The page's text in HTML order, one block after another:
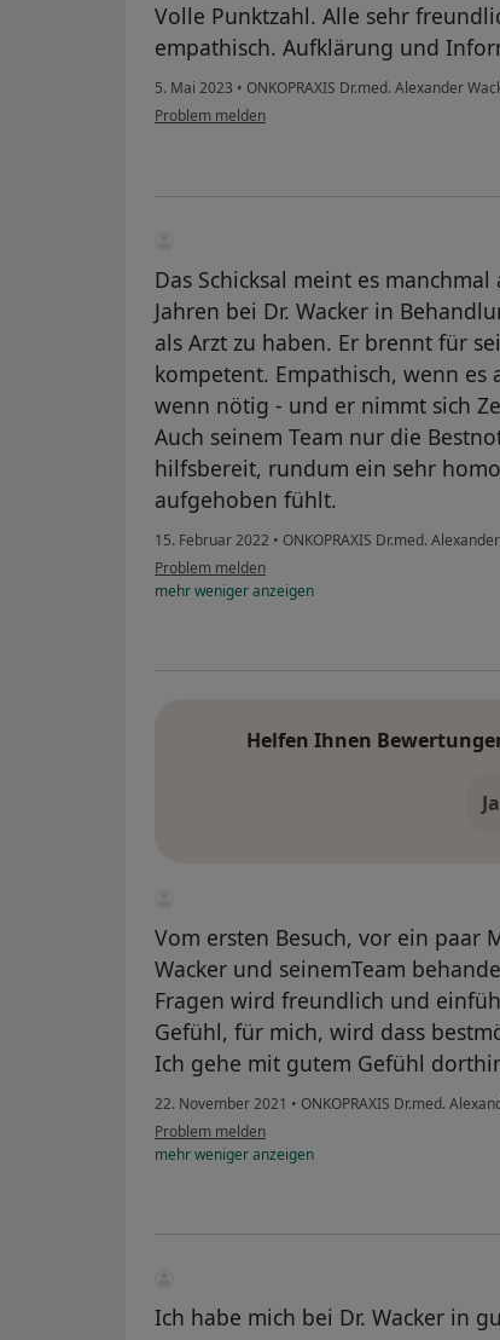
Volle Punktzahl. Alle sehr
empathisch. Aufklärung und
5. Mai 2023 • ONKOPRAXIS Dr.med. Alexander
Problem melden
Das Schicksal meint es
Jahren bei Dr. Wacker in
als Arzt zu haben. Er brennt für
kompetent. Empathisch, wenn
wenn nötig - und er nimmt sich
Auch seinem Team nur die
hilfsbereit, rundum ein sehr
aufgehoben fühlt.
15. Februar 2022 • ONKOPRAXIS Dr.med.
Problem melden
mehrwenigeranzeigen
Helfen Ihnen
Ja
Vom ersten Besuch, vor ein paar
Wacker und seinemTeam
Fragen wird freundlich und
Gefühl, für mich, wird dass
Ich gehe mit gutem Gefühl
22. November 2021 • ONKOPRAXIS Dr.med.
Problem melden
mehrwenigeranzeigen
Ich habe mich bei Dr. Wacker in